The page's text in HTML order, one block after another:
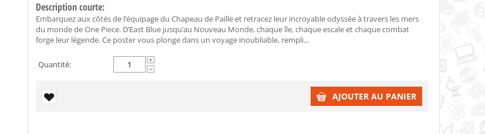
Description courte:
Embarquez aux côtés de l’équipage du Chapeau de Paille et retracez leur incroyable odyssée à travers les mers
du monde de One Piece. D’East Blue jusqu’au Nouveau Monde, chaque île, chaque escale et chaque combat
forge leur légende. Ce poster vous plonge dans un voyage inoubliable, rempli...
Quantité:
+
−
AJOUTER AU PANIER